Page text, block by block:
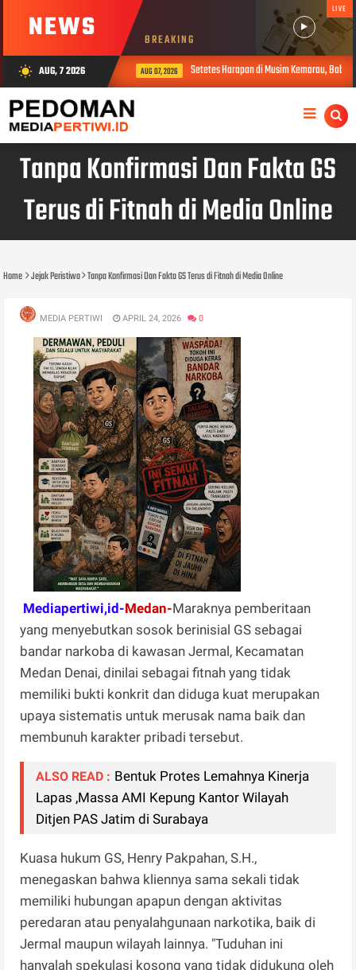
NEWS BREAKING
LIVE
wb_sunny AUG, 7 2026 AUG 07, 2026 Setetes Harapan di Musim Kemarau,
Tanpa Konfirmasi Dan Fakta GS
Terus di Fitnah di Media Online
Home Jejak Peristiwa Tanpa Konfirmasi Dan Fakta GS Terus di Fitnah di Media Online
MEDIA PERTIWI APRIL 24, 2026 0
Mediapertiwi,id-Medan-Maraknya pemberitaan
yang menyebutkan sosok berinisial GS sebagai
bandar narkoba di kawasan Jermal, Kecamatan
Medan Denai, dinilai sebagai fitnah yang tidak
memiliki bukti konkrit dan diduga kuat merupakan
upaya sistematis untuk merusak nama baik dan
membunuh karakter pribadi tersebut.
ALSO READ : Bentuk Protes Lemahnya Kinerja
Lapas ,Massa AMI Kepung Kantor Wilayah
Ditjen PAS Jatim di Surabaya
Kuasa hukum GS, Henry Pakpahan, S.H.,
menegaskan bahwa kliennya sama sekali tidak
memiliki hubungan apapun dengan aktivitas
peredaran atau penyalahgunaan narkotika, baik di
Jermal maupun wilayah lainnya. "Tuduhan ini
hanyalah spekulasi kosong yang tidak didukung oleh